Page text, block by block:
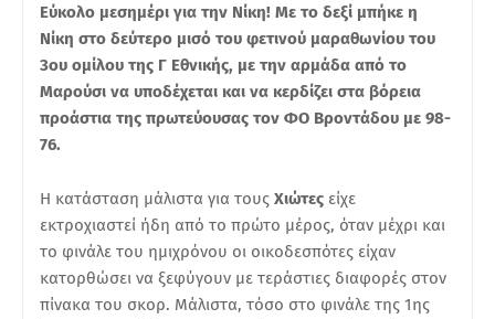
Εύκολο μεσημέρι για την Νίκη! Με το δεξί μπήκε η
Νίκη στο δεύτερο μισό του φετινού μαραθωνίου του
3ου ομίλου της Γ Εθνικής, με την αρμάδα από το
Μαρούσι να υποδέχεται και να κερδίζει στα βόρεια
προάστια της πρωτεύουσας τον ΦΟ Βροντάδου με 98-
76.
Η κατάσταση μάλιστα για τους Χιώτες είχε
εκτροχιαστεί ήδη από το πρώτο μέρος, όταν μέχρι και
το φινάλε του ημιχρόνου οι οικοδεσπότες είχαν
κατορθώσει να ξεφύγουν με τεράστιες διαφορές στον
πίνακα του σκορ. Μάλιστα, τόσο στο φινάλε της 1ης